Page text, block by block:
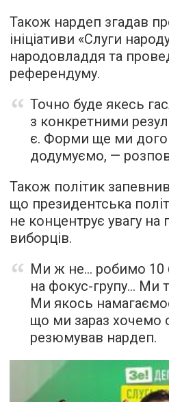
Також нардеп згадав
ініціативи «Слуги
народовладдя та
референдуму.
Точно буде якесь
з конкретними
є. Форми ще ми
додумуємо, —
Також політик
що президентська
не концентрує увагу на
виборців.
Ми ж не… робимо 10
на фокус-групу… Ми
Ми якось
що ми зараз хочемо
резюмував нардеп.